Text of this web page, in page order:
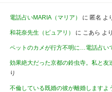
電話占いMARIA（マリア） に 匿名 よ
和花奈先生（ピュアリ） に こあら より
ペットのカメが行方不明に…電話占い
効果絶大だった京都の鈴虫寺。私と友
り
不倫している既婚の彼が離婚します